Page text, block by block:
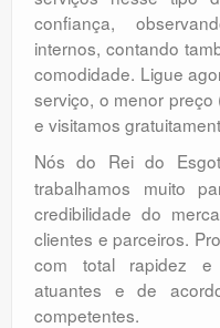
confiança,
internos, contando
comodidade. Ligue
serviço, o menor
e visitamos
Nós do Rei do
trabalhamos muito
credibilidade do
clientes e parceiros.
com total rapidez e
atuantes e de
competentes.